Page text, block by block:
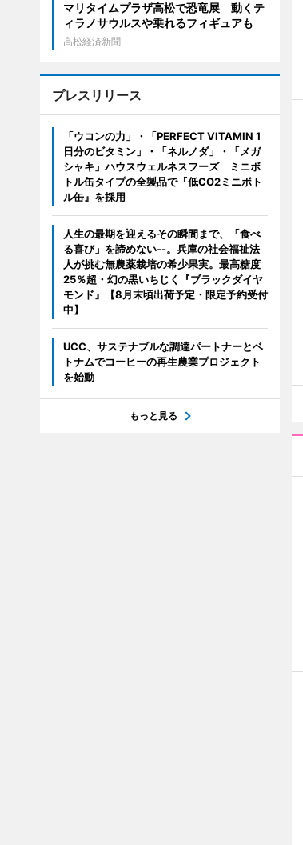
マリタイムプラザ高松で恐竜展 動くテ
ィラノサウルスや乗れるフィギュアも
高松経済新聞
プレスリリース
「ウコンの力」・「PERFECT VITAMIN 1
日分のビタミン」・「ネルノダ」・「メガ
シャキ」ハウスウェルネスフーズ ミニボ
トル缶タイプの全製品で『低CO2ミニボト
ル缶』を採用
人生の最期を迎えるその瞬間まで、「食べ
る喜び」を諦めない--。兵庫の社会福祉法
人が挑む無農薬栽培の希少果実。最高糖度
25％超・幻の黒いちじく『ブラックダイヤ
モンド』【8月末頃出荷予定・限定予約受付
中】
UCC、サステナブルな調達パートナーとベ
トナムでコーヒーの再生農業プロジェクト
を始動
もっと見る